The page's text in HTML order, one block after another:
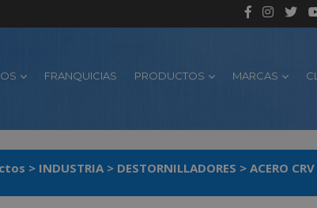
FRANQUICIAS PRODUCTOS MARCAS
> INDUSTRIA > DESTORNILLADORES > ACERO CRV